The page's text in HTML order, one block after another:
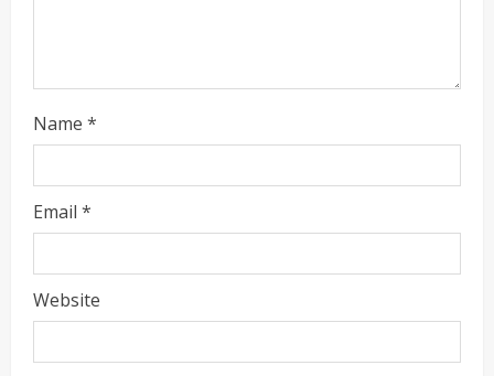
Name *
Email *
Website